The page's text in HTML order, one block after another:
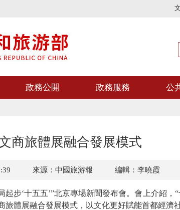
政務公開 政務服務 公
商旅體展融合發展模式
來源：中國旅游報 編輯：李曉霞
‘十五五’”北京專場新聞發布會。會上介紹，“
體展融合發展模式，以文化更好賦能首都經濟